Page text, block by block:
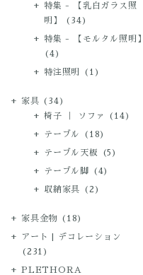
特集 - 【乳白ガラス照
明】
(34)
特集 - 【モルタル照明】
(4)
特注照明 (1)
家具 (34)
椅子 ｜ ソファ
(14)
テーブル (18)
テーブル天板 (5)
テーブル脚 (4)
収納家具 (2)
家具金物 (18)
アート | デコレーション
(231)
PLETHORA